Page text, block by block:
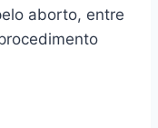
aborto, entre